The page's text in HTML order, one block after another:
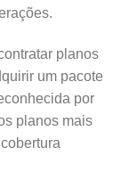
planos
um pacote
por
planos mais